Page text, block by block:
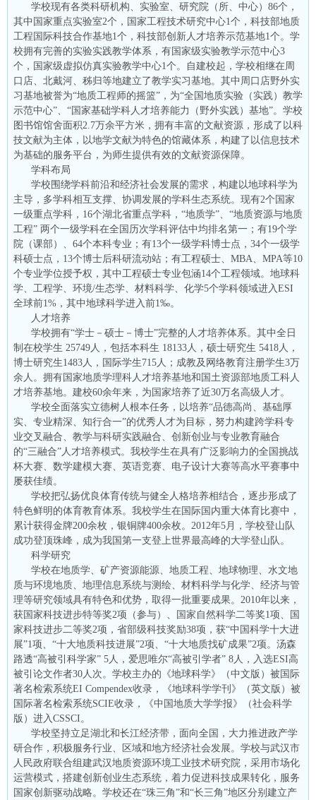
学校现有各类科研机构、实验室、研究院（所、中心）86个，
其中国家重点实验室2个，国家工程技术研究中心1个，科技部地质
工程国际科技合作基地1个，科技部创新人才培养示范基地1个。学
校拥有完善的实验实践教学体系，有国家级实验教学示范中心3
个，国家级虚拟仿真实验教学中心1个。自建校起，学校相继在周
口店、北戴河、秭归等地建立了教学实习基地。其中周口店野外实
习基地被誉为“地质工程师的摇篮”，为“全国地质实验（实践）教学
示范中心”、“国家基础学科人才培养能力（野外实践）基地”。学校
图书馆馆舍面积2.7万余平方米，拥有丰富的文献资源，形成了以科
技文献为主体，以地学文献为特色的馆藏体系，构建了以信息技术
为基础的服务平台，为师生提供有效的文献资源保障。
学科布局
学校围绕学科前沿和经济社会发展的需求，构建以地球科学为
主导，多学科相互支撑、协调发展的学科生态系统。现有2个国家
一级重点学科，16个湖北省重点学科，“地质学”、“地质资源与地质
工程” 两个一级学科在全国历次学科评估中均排名第一；有19个学
院（课部）、64个本科专业；有13个一级学科博士点，34个一级学
科硕士点，13个博士后科研流动站；有工程硕士、MBA、MPA等10
个专业学位授予权，其中工程硕士专业包涵14个工程领域。地球科
学、工程学、环境/生态学、材料科学、化学5个学科领域进入ESI
全球前1%，其中地球科学进入前1‰。
人才培养
学校拥有“学士－硕士－博士”完整的人才培养体系。其中全日
制在校学生 25749人，包括本科生 18133人，硕士研究生 5418人，
博士研究生1483人，国际学生715人；成教及网络教育注册学生3万
余人。拥有国家地质学理科人才培养基地和国土资源部地质工科人
才培养基地。建校60余年来，为国家培养了近30万名高级人才。
学校全面落实立德树人根本任务，以培养“品德高尚、基础厚
实、专业精深、知行合一”的优秀人才为目标，努力构建跨学科专
业交叉融合、教学与科研实践融合、创新创业与专业教育融合
的“三融合”人才培养模式。我校学生在具有广泛影响力的全国挑战
杯大赛、数学建模大赛、英语竞赛、电子设计大赛等高水平赛事中
屡获佳绩。
学校把弘扬优良体育传统与健全人格培养相结合，逐步形成了
特色鲜明的体育教育体系。我校学生在国际国内重大体育比赛中，
累计获得金牌200余枚，银铜牌400余枚。2012年5月，学校登山队
成功登顶珠峰，成为我国第一支登上世界最高峰的大学登山队。
科学研究
学校在地质学、矿产资源能源、地质工程、地球物理、水文地
质与环境地质、地理信息系统与测绘、材料科学与化学、经济与管
理等研究领域具有特色和优势，取得一批重要成果。2010年以来，
获国家科技进步特等奖2项（参与）、国家自然科学二等奖1项、国
家科技进步二等奖2项，省部级科技奖励38项，获“中国科学十大进
展”1项、“十大地质科技进展”2项、“十大地质找矿成果”2项。汤森
路透“高被引科学家” 5人，爱思唯尔“高被引学者” 8人，入选ESI高
被引论文作者30人次。学校主办的《地球科学》（中文版）被国际
著名检索系统EI Compendex收录，《地球科学学刊》（英文版）被
国际著名检索系统SCIE收录，《中国地质大学学报》（社会科学
版）进入CSSCI。
学校坚持立足湖北和长江经济带，面向全国，大力推进政产学
研合作，积极服务行业、区域和地方经济社会发展。学校与武汉市
人民政府联合组建武汉地质资源环境工业技术研究院，采用市场化
运营模式，搭建创新创业生态系统，着力促进科技成果转化，服务
国家创新驱动战略。学校还在“珠三角”和“长三角”地区分别建立产